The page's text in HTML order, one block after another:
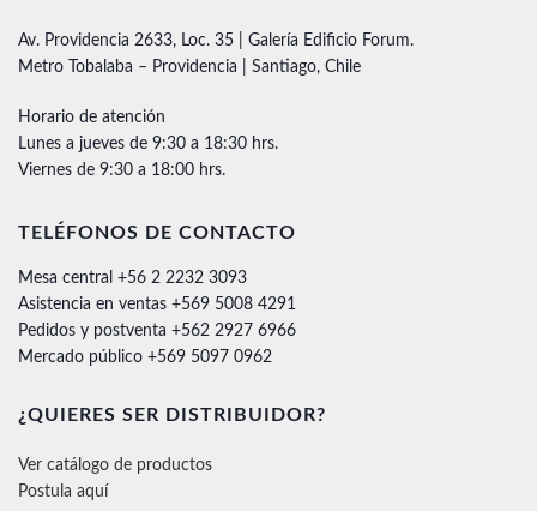
Av. Providencia 2633, Loc. 35 | Galería Edificio Forum.
Metro Tobalaba – Providencia | Santiago, Chile
Horario de atención
Lunes a jueves de 9:30 a 18:30 hrs.
Viernes de 9:30 a 18:00 hrs.
TELÉFONOS DE CONTACTO
Mesa central +56 2 2232 3093
Asistencia en ventas +569 5008 4291
Pedidos y postventa +562 2927 6966
Mercado público +569 5097 0962
¿QUIERES SER DISTRIBUIDOR?
Ver catálogo de productos
Postula aquí